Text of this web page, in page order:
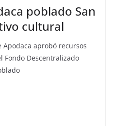
poblado San
cultural
Apodaca aprobó recursos
Fondo Descentralizado